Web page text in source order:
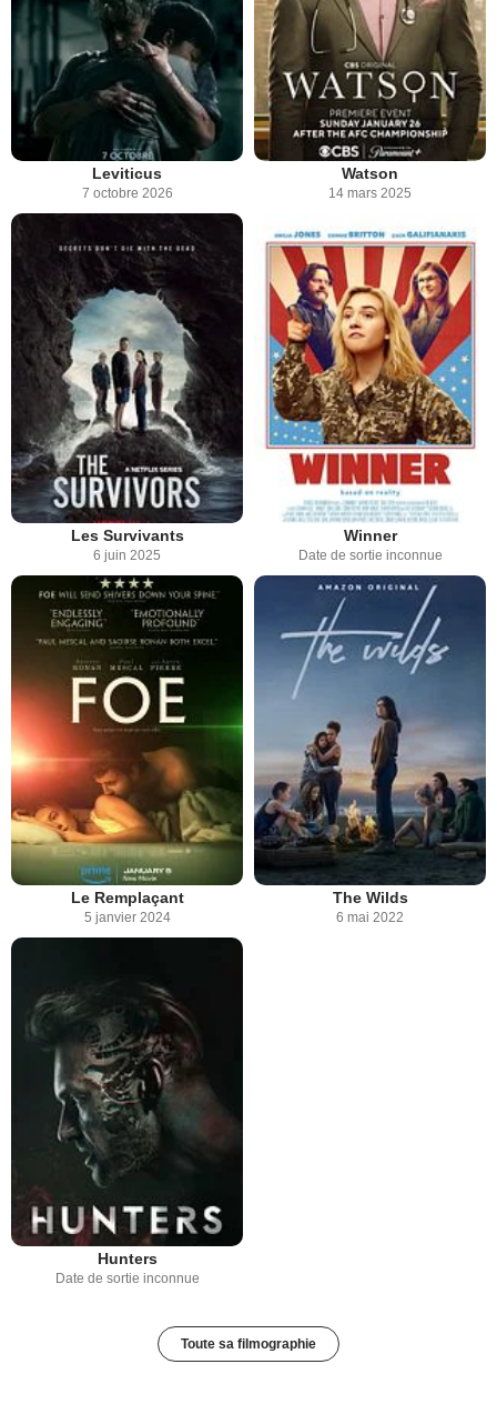
Leviticus
7 octobre 2026
Watson
14 mars 2025
Les Survivants
6 juin 2025
Winner
Date de sortie inconnue
Le Remplaçant
5 janvier 2024
The Wilds
6 mai 2022
Hunters
Date de sortie inconnue
Toute sa filmographie